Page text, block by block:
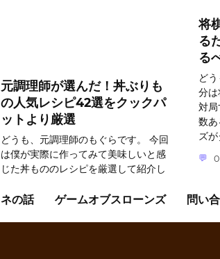
元調理師が選んだ！丼ぶりも
の人気レシピ42選をクックパ
ットより厳選
どうも、元調理師のもぐらです。 今回
は僕が実際に作ってみて美味しいと感
じた丼もののレシピを厳選して紹介し
0 2.6k.
将
る
る
ど
分
対局
数
ズが
0
の話 ゲームオブスローンズ 問い